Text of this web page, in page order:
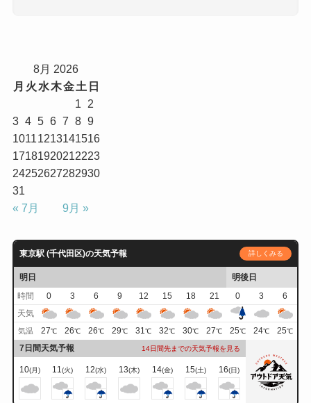
8月 2026
月 火 水木金土 日
1
2
3 4 5 6 7 8 9
10111213141516
17181920212223
24252627282930
31
« 7月
9月 »
東京駅 (千代田区)の天気予報 詳しくみる
明日
明後日
時間
0 3 6 9 12 15 18 21 0 3
6
天気
気温 27℃ 26℃ 26℃ 29℃ 31℃ 32℃ 30℃ 27℃ 25℃ 24℃ 25℃
7日間天気予報 14日間先までの天気予報を見る
10(月) 11(火) 12(水) 13(木) 14(金) 15(土) 16(日)